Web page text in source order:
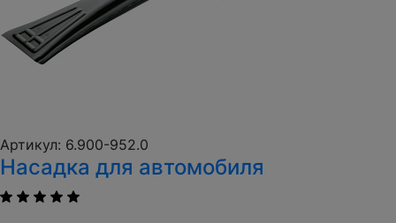
Артикул: 6.900-952.0
Насадка для автомобиля